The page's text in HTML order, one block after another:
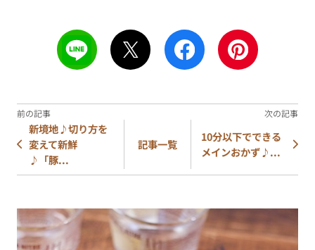
新境地♪切り方を
変えて新鮮
♪「豚...
記事一覧
10分以下でできる
メインおかず♪...